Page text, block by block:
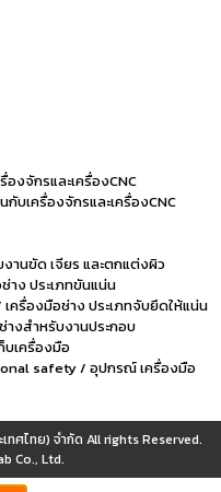
งจักรและเครื่องCNC
บเครื่องจักรและเครื่องCNC
านขัด เจียร และตกแต่งผิว
ง ประเภทขันแน่น
รื่องมือช่าง ประเภทจับยึดให้แน่น
งสำหรับงานประกอบ
บเครื่องมือ
safety / อุปกรณ์ เครื่องมือ
ทศไทย) จำกัด All rights Reserved.
Co., Ltd.